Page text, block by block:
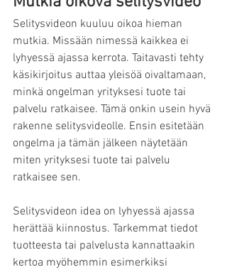
Selitysvideon kuuluu oikoa hieman
mutkia. Missään nimessä kaikkea ei
lyhyessä ajassa kerrota. Taitavasti tehty
käsikirjoitus auttaa yleisöä oivaltamaan,
minkä ongelman yrityksesi tuote tai
palvelu ratkaisee. Tämä onkin usein hyvä
rakenne selitysvideolle. Ensin esitetään
ongelma ja tämän jälkeen näytetään
miten yrityksesi tuote tai palvelu
ratkaisee sen.
Selitysvideon idea on lyhyessä ajassa
herättää kiinnostus. Tarkemmat tiedot
tuotteesta tai palvelusta kannattaakin
kertoa myöhemmin esimerkiksi